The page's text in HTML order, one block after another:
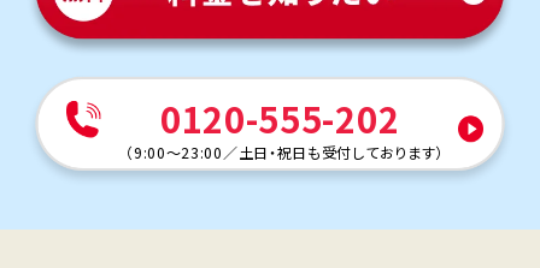
0120-555-202
（9:00～23:00 ／土日・祝日も受付しております）